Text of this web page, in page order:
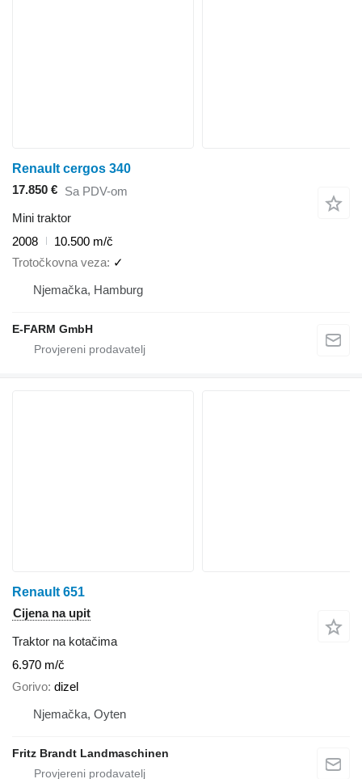
Renault cergos 340
17.850 € Sa PDV-om
Mini traktor
2008
10.500 m/č
Trotočkovna veza ✓
Njemačka, Hamburg
E-FARM GmbH
Renault 651
Cijena na upit
Traktor na kotačima
6.970 m/č
Gorivo dizel
Njemačka, Oyten
Fritz Brandt Landmaschinen